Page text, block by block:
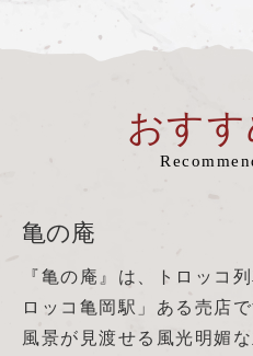
おす
亀の庵
『亀の庵』は、トロッコ
ロッコ亀岡駅」ある売店
風景が見渡せる風光明媚